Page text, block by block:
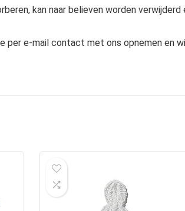
kan naar believen worden verwijderd
per e-mail contact met ons opnemen en